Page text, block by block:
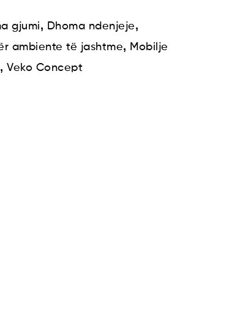
gjumi, Dhoma ndenjeje,
ambiente të jashtme, Mobilje
,Veko Concept